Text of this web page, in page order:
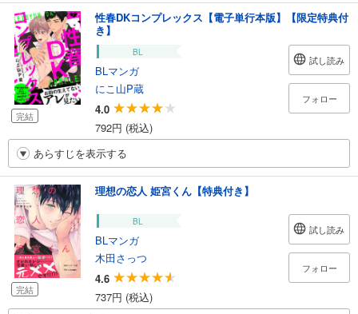
完結
性春DKコンプレックス【電子単行本版】【限定特典付
き】
BL
BLマンガ
にこ山P蔵
4.0
792円 (税込)
試し読み
フォロー
あらすじを表示する
完結
理想の恋人 姫宮くん【特典付き】
BL
BLマンガ
木田さっつ
4.6
737円 (税込)
試し読み
フォロー